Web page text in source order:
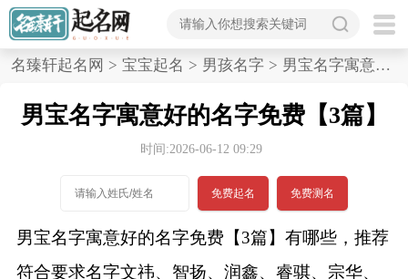
首
宝
名
名臻轩起名网 > 宝宝起名 > 男孩名字 > 男宝名字寓意好的名字免费,3篇
男宝名字寓意好的名字免费【3篇】
时间:2026-06-12 09:29
免费起名 免费测名
男宝名字寓意好的名字免费【3篇】有哪些，推荐
符合要求名字文祎、智扬、润鑫、睿骐、宗华、